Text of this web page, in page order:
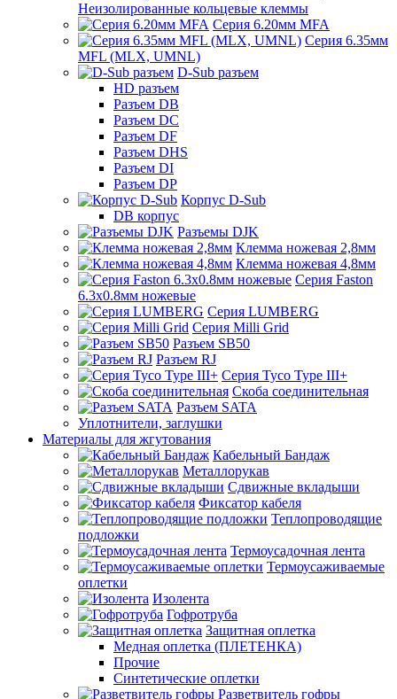
Неизолированные кольцевые клеммы
Серия 6.20мм MFA
Серия 6.35мм
MFL (MLX, UMNL)
D-Sub разъем
HD разъем
Разъем DB
Разъем DC
Разъем DF
Разъем DHS
Разъем DI
Разъем DP
Корпус D-Sub
DB корпус
Разъемы DJK
Клемма ножевая 2,8мм
Клемма ножевая 4,8мм
Серия Faston
6.3х0.8мм ножевые
Серия LUMBERG
Серия Milli Grid
Разъем SB50
Разъем RJ
Серия Tyco Type III+
Скоба соединительная
Разъем SATA
Уплотнители, заглушки
Материалы для жгутования
Кабельный Бандаж
Металлорукав
Сдвижные вкладыши
Фиксатор кабеля
Теплопроводящие
подложки
Термоусадочная лента
Термоусаживаемые
оплетки
Изолента
Гофротруба
Защитная оплетка
Медная оплетка (ПЛЕТЕНКА)
Прочие
Синтетические оплетки
Разветвитель гофры